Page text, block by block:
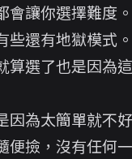
會讓你選擇難度。
些還有地獄模式。
算選了也是因為
因為太簡單就不
便撿，沒有任何